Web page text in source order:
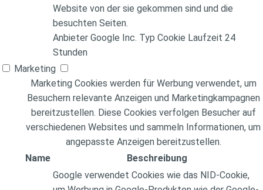
Website von der sie gekommen sind und die
besuchten Seiten.
Anbieter Google Inc. Typ Cookie Laufzeit 24
Stunden
Marketing
Marketing Cookies werden für Werbung verwendet, um
Besuchern relevante Anzeigen und Marketingkampagnen
bereitzustellen. Diese Cookies verfolgen Besucher auf
verschiedenen Websites und sammeln Informationen, um
angepasste Anzeigen bereitzustellen.
Name
Beschreibung
Google verwendet Cookies wie das NID-Cookie,